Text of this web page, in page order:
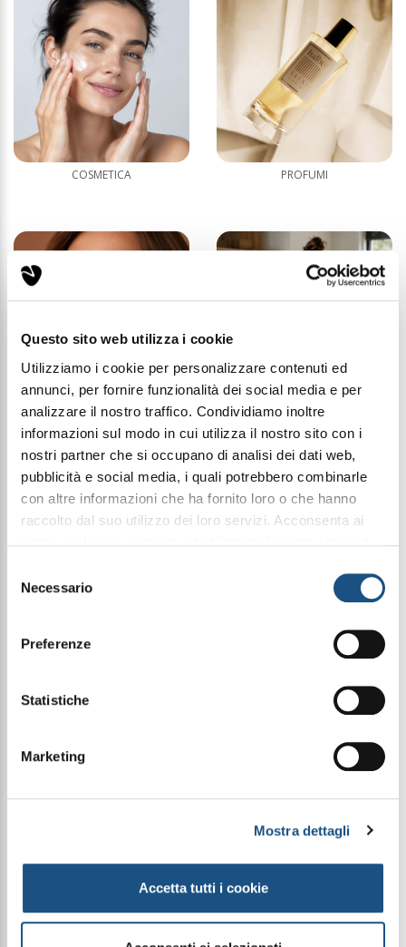
Questo sito web utilizza i cookie
Utilizziamo i cookie per personalizzare contenuti ed
annunci, per fornire funzionalità dei social media e per
analizzare il nostro traffico. Condividiamo inoltre
informazioni sul modo in cui utilizza il nostro sito con i
nostri partner che si occupano di analisi dei dati web,
pubblicità e social media, i quali potrebbero combinarle
con altre informazioni che ha fornito loro o che hanno
raccolto dal suo utilizzo dei loro servizi. Acconsenta ai
delNecessario
Preferenze
Statistiche
Marketing
Mostra dettagli
Accetta tutti i cookie
COSMETICA PROFUMI
UNIKA MAKE UP INTEGRATORI
MAKE UP SIBELLA GIOIELLI LUNIMA